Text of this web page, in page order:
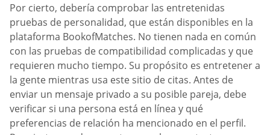
Por cierto, debería comprobar las entretenidas
pruebas de personalidad, que están disponibles en la
plataforma BookofMatches. No tienen nada en común
con las pruebas de compatibilidad complicadas y que
requieren mucho tiempo. Su propósito es entretener a
la gente mientras usa este sitio de citas. Antes de
enviar un mensaje privado a su posible pareja, debe
verificar si una persona está en línea y qué
preferencias de relación ha mencionado en el perfil.